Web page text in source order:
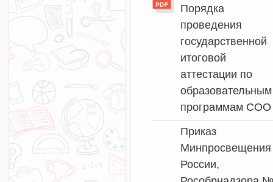
Порядка
проведения
государственной
итоговой
аттестации по
образовательным
программам СОО
Приказ
Минпросвещения
России,